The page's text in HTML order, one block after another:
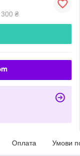
₴
Оплата Умови